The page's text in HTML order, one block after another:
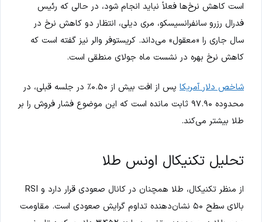
است کاهش نرخ‌ها فعلاً نباید انجام شود، در حالی که رئیس
فدرال رزرو سانفرانسیسکو، مری دیلی، انتظار دو کاهش نرخ در
سال جاری را «معقول» می‌داند. کریستوفر والر نیز گفته است که
کاهش نرخ بهره در نشست ماه جولای منطقی است.
شاخص دلار آمریکا
پس از افت بیش از ۰.۵۰٪ در جلسه قبلی، در
محدوده ۹۷.۹۰ ثابت مانده است که این موضوع فشار فروش را بر
طلا بیشتر می‌کند.
تحلیل تکنیکال اونس طلا
از منظر تکنیکال، طلا همچنان در کانال صعودی قرار دارد و RSI
بالای سطح ۵۰ نشان‌دهنده تداوم گرایش صعودی است. مقاومت